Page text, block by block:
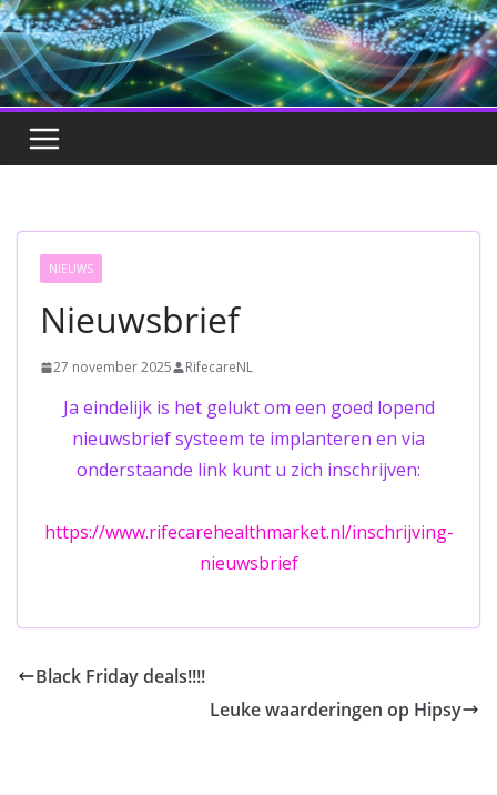
NIEUWS
Nieuwsbrief
27 november 2025 RifecareNL
Ja eindelijk is het gelukt om een goed lopend
nieuwsbrief systeem te implanteren en via
onderstaande link kunt u zich inschrijven:
https://www.rifecarehealthmarket.nl/inschrijving-
nieuwsbrief
Black Friday deals!!!!
Leuke waarderingen op Hipsy